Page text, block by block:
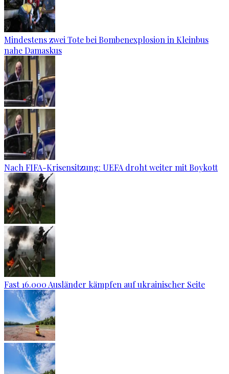
Mindestens zwei Tote bei Bombenexplosion in Kleinbus
nahe Damaskus
Nach FIFA-Krisensitzung: UEFA droht weiter mit Boykott
Fast 16.000 Ausländer kämpfen auf ukrainischer Seite